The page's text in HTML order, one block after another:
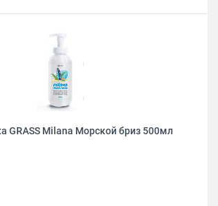
GRASS Milana Морской бриз 500мл